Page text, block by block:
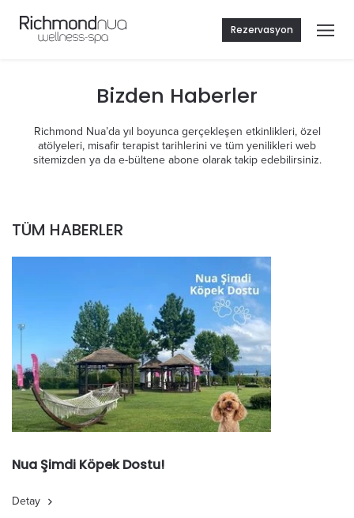
Rezervasyon
Bizden Haberler
Richmond Nua’da yıl boyunca gerçekleşen etkinlikleri, özel
atölyeleri, misafir terapist tarihlerini ve tüm yenilikleri web
sitemizden ya da e-bültene abone olarak takip edebilirsiniz.
TÜM HABERLER
Nua Şimdi Köpek Dostu!
Detay